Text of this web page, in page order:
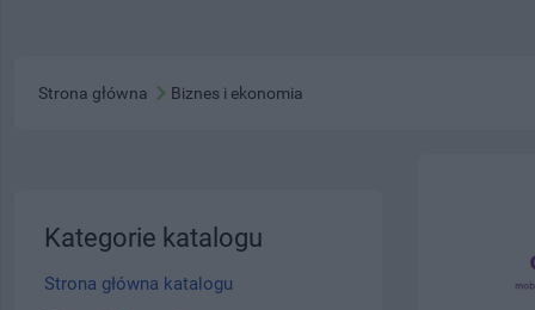
Strona główna Biznes i ekonomia
Kategorie katalogu
Strona główna katalogu